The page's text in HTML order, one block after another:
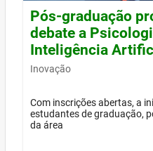
Pós-graduação
debate a
Inteligência
Inovação
Com inscrições abertas, a
estudantes de graduação,
da área